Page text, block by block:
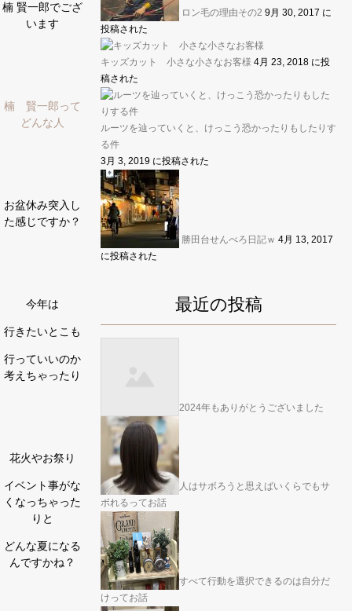
楠 賢一郎でござ
います
楠 賢一郎って
どんな人
お盆休み突入し
た感じですか？
今年は
行きたいとこも
行っていいのか
考えちゃったり
花火やお祭り
イベント事がな
くなっちゃった
りと
どんな夏になる
んですかね？
ロン毛の理由その2 9月 30, 2017 に
投稿された
キッズカット 小さな小さなお客様 4月 23, 2018 に投
稿された
ルーツを辿っていくと、けっこう恐かったりもしたりす
る件
3月 3, 2019 に投稿された
勝田台せんべろ日記ｗ 4月 13, 2017
に投稿された
最近の投稿
2024年もありがとうございました
人はサボろうと思えばいくらでもサ
ボれるってお話
すべて行動を選択できるのは自分だ
けってお話